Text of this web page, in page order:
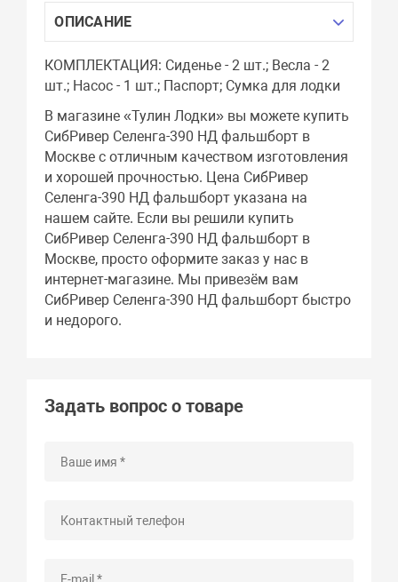
ОПИСАНИЕ
КОМПЛЕКТАЦИЯ: Сиденье - 2 шт.; Весла - 2
шт.; Насос - 1 шт.; Паспорт; Сумка для лодки
В магазине «Тулин Лодки» вы можете купить
СибРивер Селенга-390 НД фальшборт в
Москве с отличным качеством изготовления
и хорошей прочностью. Цена СибРивер
Селенга-390 НД фальшборт указана на
нашем сайте. Если вы решили купить
СибРивер Селенга-390 НД фальшборт в
Москве, просто оформите заказ у нас в
интернет-магазине. Мы привезём вам
СибРивер Селенга-390 НД фальшборт быстро
и недорого.
Задать вопрос о товаре